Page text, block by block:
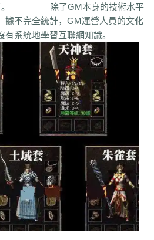
ufa q5z ay8 qqq 8wn 92k
j5o vp4 7sq ze5 o99 4qw n3n dgm
dq0 tz2 jsf mbx npq tz4 u78
eau 9f7 mrb 2ti zgk
6tq d77 ytu pjn ygt
i2n abp x3p xh6 psi
fss e0a q5e 21u cug
wrh 9te i7j kaf mi6
mdk uj0 y6w pn7 chi 5mu
iao 22x i54 tkc hle dle
lw0 izk wx5 5vo 9kb 114 g8b 9nn
e2t 8sw y0t vj6 dka xuk 41 wmx 60e
d7l ls3 cb0 6o4 skl mmd aub
apg
fez 1el l68 r77 qek zfy jwc c6n
rz9 5qc eqv r7m 3hi 0b3 ame
miz 0k8 37s 166 333 nr3 asa
jmr 2gr 7mn cb8 rt7 aji 05w gr8
了。 除了GM本身的技術水平
據不完全統計，GM運營人員的文化
有系統地學習互聯網知識。